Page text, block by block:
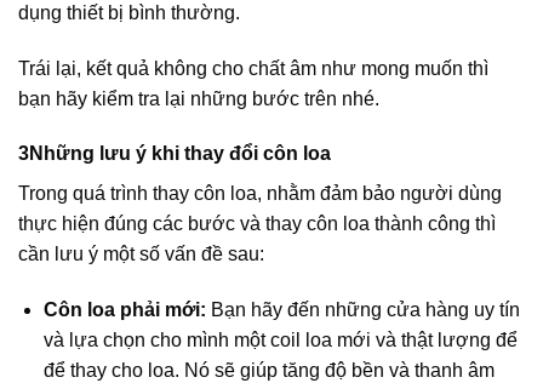
dụng thiết bị bình thường.
Trái lại, kết quả không cho chất âm như mong muốn thì
bạn hãy kiểm tra lại những bước trên nhé.
3Những lưu ý khi thay đổi côn loa
Trong quá trình thay côn loa, nhằm đảm bảo người dùng
thực hiện đúng các bước và thay côn loa thành công thì
cần lưu ý một số vấn đề sau:
Côn loa phải mới: Bạn hãy đến những cửa hàng uy tín
và lựa chọn cho mình một coil loa mới và thật lượng để
để thay cho loa. Nó sẽ giúp tăng độ bền và thanh âm